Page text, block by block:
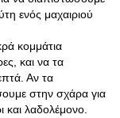
ενός μαχαιριού
κομμάτια
και να τα
Αν τα
στην σχάρα για
και λαδολέμονο.